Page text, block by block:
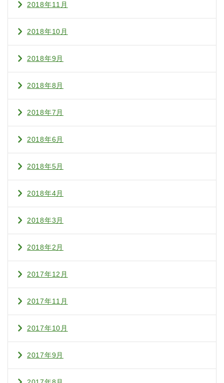
2018年11月
2018年10月
2018年9月
2018年8月
2018年7月
2018年6月
2018年5月
2018年4月
2018年3月
2018年2月
2017年12月
2017年11月
2017年10月
2017年9月